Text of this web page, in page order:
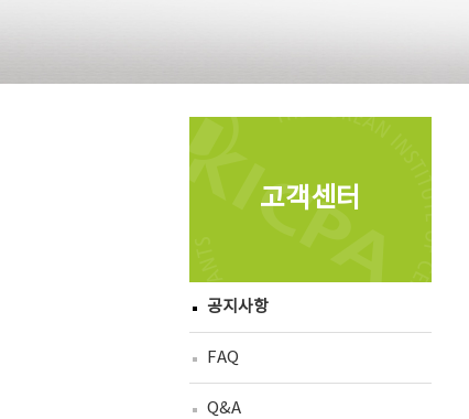
고객센터
공지사항
FAQ
Q&A